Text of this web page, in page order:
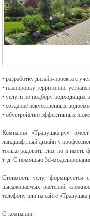
• разработку дизайн-проекта с
• планировку территории,
• услуги по подбору подходящих
• создание искусственных
• обустройство эффективных
Компания «Травушка.ру»
ландшафтный дизайн у
только радовать глаз, но и иметь
т. д. С помощью 3d-моделирования
Стоимость услуг формируется
высаживаемых растений,
телефону или на сайте
О компании: